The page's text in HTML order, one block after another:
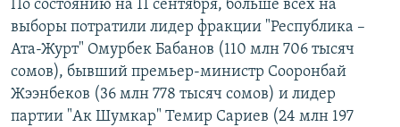
По состоянию на 11 сентября, больше всех на
выборы потратили лидер фракции "Республика –
Ата-Журт" Омурбек Бабанов (110 млн 706 тысяч
сомов), бывший премьер-министр Сооронбай
Жээнбеков (36 млн 778 тысяч сомов) и лидер
партии "Ак Шумкар" Темир Сариев (24 млн 197